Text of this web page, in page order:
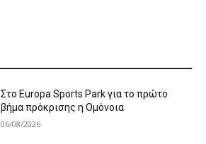
Στο Europa Sports Park για το πρώτο
βήμα πρόκρισης η Ομόνοια
06/08/2026